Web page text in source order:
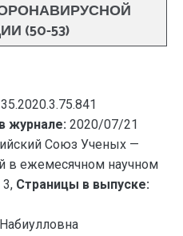
(50-53)
журнале: 2020/07/21
Союз Ученых —
в ежемесячном научном
3, Страницы в выпуске: